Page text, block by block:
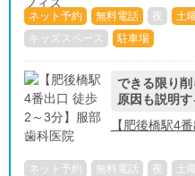
ネット予約 無料電話 夜 土
キッズスペース
駐車場
できる限り
原因も説明
【肥後橋駅4
ネット予約 無料電話 夜 土曜